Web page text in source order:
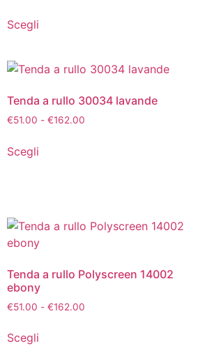
Scegli
Tenda a rullo 30034 lavande
€51.00 - €162.00
Scegli
Tenda a rullo Polyscreen 14002
ebony
€51.00 - €162.00
Scegli